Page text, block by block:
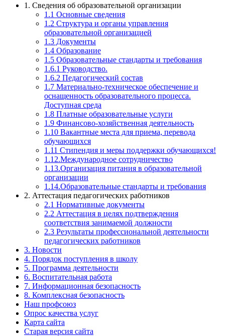
1. Сведения об образовательной организации
1.1 Основные сведения
1.2 Структура и органы управления
образовательной организацией
1.3 Документы
1.4 Образование
1.5 Образовательные стандарты и требования
1.6.1 Руководство.
1.6.2 Педагогический состав
1.7 Материально-техническое обеспечение и
оснащенность образовательного процесса.
Доступная среда
1.8 Платные образовательные услуги
1.9 Финансово-хозяйственная деятельность
1.10 Вакантные места для приема, перевода
обучающихся
1.11 Стипендия и меры поддержки обучающихся!
1.12.Международное сотрудничество
1.13.Организация питания в образовательной
организации
1.14.Образовательные стандарты и требования
2. Аттестация педагогических работников
2.1 Нормативные документы
2.2 Аттестация в целях подтверждения
соответствия занимаемой должности
2.3 Результаты профессиональной деятельности
педагогических работников
3. Новости
4. Порядок поступления в школу
5. Программа деятельности
6. Воспитательная работа
7. Информационная безопасность
8. Комплексная безопасность
Наш профсоюз
Опрос качества услуг
Карта сайта
Старая версия сайта